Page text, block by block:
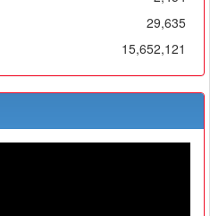
29,635
15,652,121